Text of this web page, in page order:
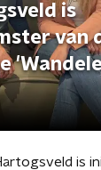
is
van